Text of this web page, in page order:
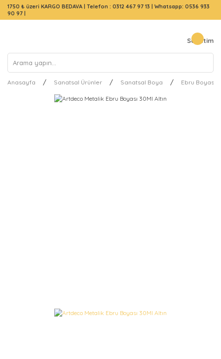
1750 ₺ üzeri KARGO BEDAVA | Telefon : 0312 467 97 13 | Whatsapp: 0536 933
90 97 |
Sepetim
Anasayfa Sanatsal Ürünler Sanatsal Boya Ebru Boyası